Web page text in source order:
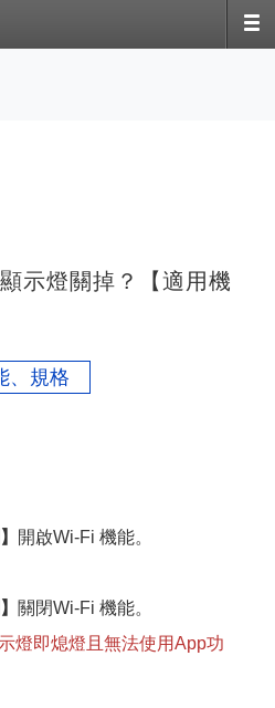
示燈關掉？【適用機
、規格
開啟Wi-Fi 機能。
關閉Wi-Fi 機能。
燈即熄燈且無法使用App功